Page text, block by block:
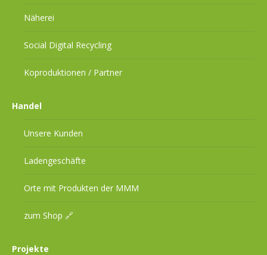
Näherei
Social Digital Recycling
Koproduktionen / Partner
Handel
Unsere Kunden
Ladengeschäfte
Orte mit Produkten der MMM
zum Shop 🔗
Projekte